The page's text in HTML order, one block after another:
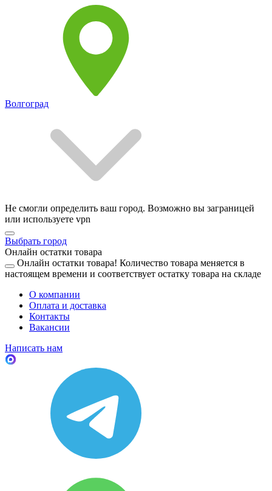
Волгоград
Не смогли определить ваш город. Возможно вы заграницей
или используете vpn
Выбрать город
Онлайн остатки товара
Онлайн остатки товара! Количество товара меняется в
настоящем времени и соответствует остатку товара на складе
О компании
Оплата и доставка
Контакты
Вакансии
Написать нам